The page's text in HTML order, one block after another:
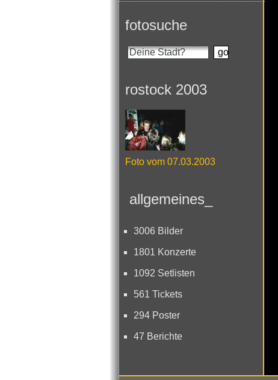
fotosuche
rostock 2003
Foto vom 07.03.2003
allgemeines_
3006 Bilder
1801 Konzerte
1092 Setlisten
561 Tickets
294 Poster
47 Berichte